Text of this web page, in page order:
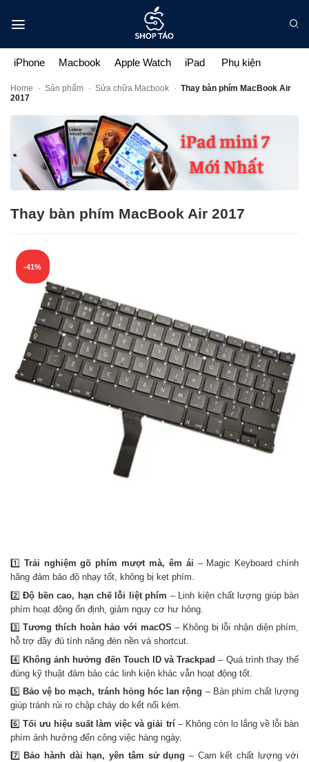
qua
iPhone Macbook Apple Watch iPad Phụ kiện
Home - Sản phẩm - Sửa chữa Macbook - Thay bàn phím MacBook Air
2017
Thay bàn phím MacBook Air 2017
-41%
1️⃣ Trải nghiệm gõ phím mượt mà, êm ái – Magic Keyboard chính
hãng đảm bảo độ nhạy tốt, không bị kẹt phím.
2️⃣Độ bền cao, hạn chế lỗi liệt phím – Linh kiện chất lượng giúp bàn
phím hoạt động ổn định, giảm nguy cơ hư hỏng.
3️⃣Tương thích hoàn hảo với macOS – Không bị lỗi nhận diện phím,
hỗ trợ đầy đủ tính năng đèn nền và shortcut.
4️⃣ Không ảnh hưởng đến Touch ID và Trackpad – Quá trình thay thế
đúng kỹ thuật đảm bảo các linh kiện khác vẫn hoạt động tốt.
5️⃣ Bảo vệ bo mạch, tránh hỏng hóc lan rộng – Bàn phím chất lượng
giúp tránh rủi ro chập cháy do kết nối kém.
6️⃣ Tối ưu hiệu suất làm việc và giải trí– Không còn lo lắng về lỗi bàn
phím ảnh hưởng đến công việc hàng ngày.
7️⃣ Bảo hành dài hạn, yên tâm sử dụng – Cam kết chất lượng với